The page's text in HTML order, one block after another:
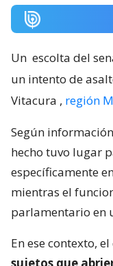
Un escolta del
un intento de
Vitacura , región
Según
hecho tuvo lugar
específicamente
mientras el
parlamentario en
En ese contexto,
sujetos que